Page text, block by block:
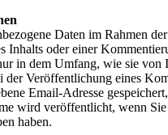
Daten im Rahmen der
Inhalts oder einer
in dem Umfang, wie sie von
der Veröffentlichung eines
Email-Adresse
wird veröffentlicht, wenn
haben.